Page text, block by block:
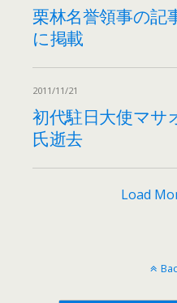
栗林名誉領事の記
に掲載
2011/11/21
初代駐日大使マサ
氏逝去
Load